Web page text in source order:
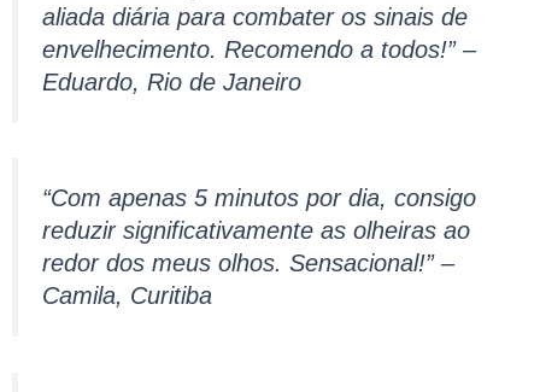
aliada diária para combater os sinais de
envelhecimento. Recomendo a todos!” –
Eduardo, Rio de Janeiro
“Com apenas 5 minutos por dia, consigo
reduzir significativamente as olheiras ao
redor dos meus olhos. Sensacional!” –
Camila, Curitiba